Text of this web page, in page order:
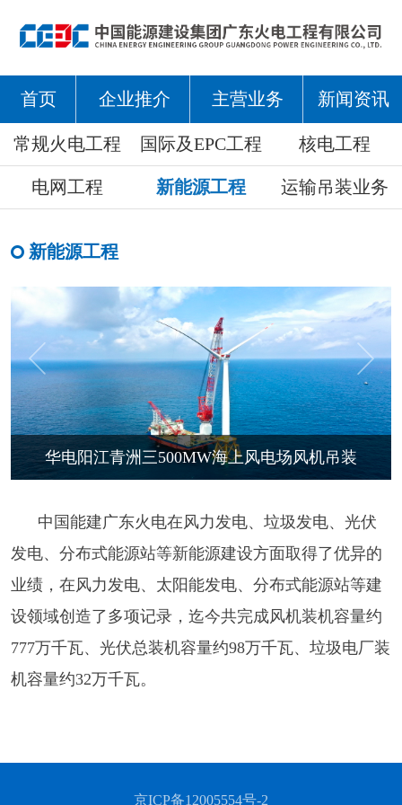
首页 企业推介 主营业务 新闻资讯
常规火电工程 国际及EPC工程 核电工程
电网工程 新能源工程 运输吊装业务
新能源工程
华电阳江青洲三500MW海上风电场风机吊装
中国能建广东火电在风力发电、垃圾发电、光伏
发电、分布式能源站等新能源建设方面取得了优异的
业绩，在风力发电、太阳能发电、分布式能源站等建
设领域创造了多项记录，迄今共完成风机装机容量约
777万千瓦、光伏总装机容量约98万千瓦、垃圾电厂装
机容量约32万千瓦。
京ICP备12005554号-2